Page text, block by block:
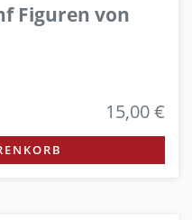
Figuren von
15,00 €